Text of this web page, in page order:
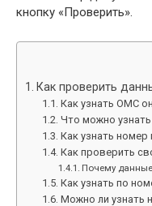
кнопку «Проверить».
Как проверить
Как узнать ОМС
Что можно
Как узнать
Как проверить
Почему
Как узнать по
Можно ли узнать